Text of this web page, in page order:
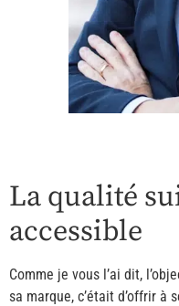
La qualité
accessible
Comme je vous l’ai dit,
sa marque, c’était d’offrir